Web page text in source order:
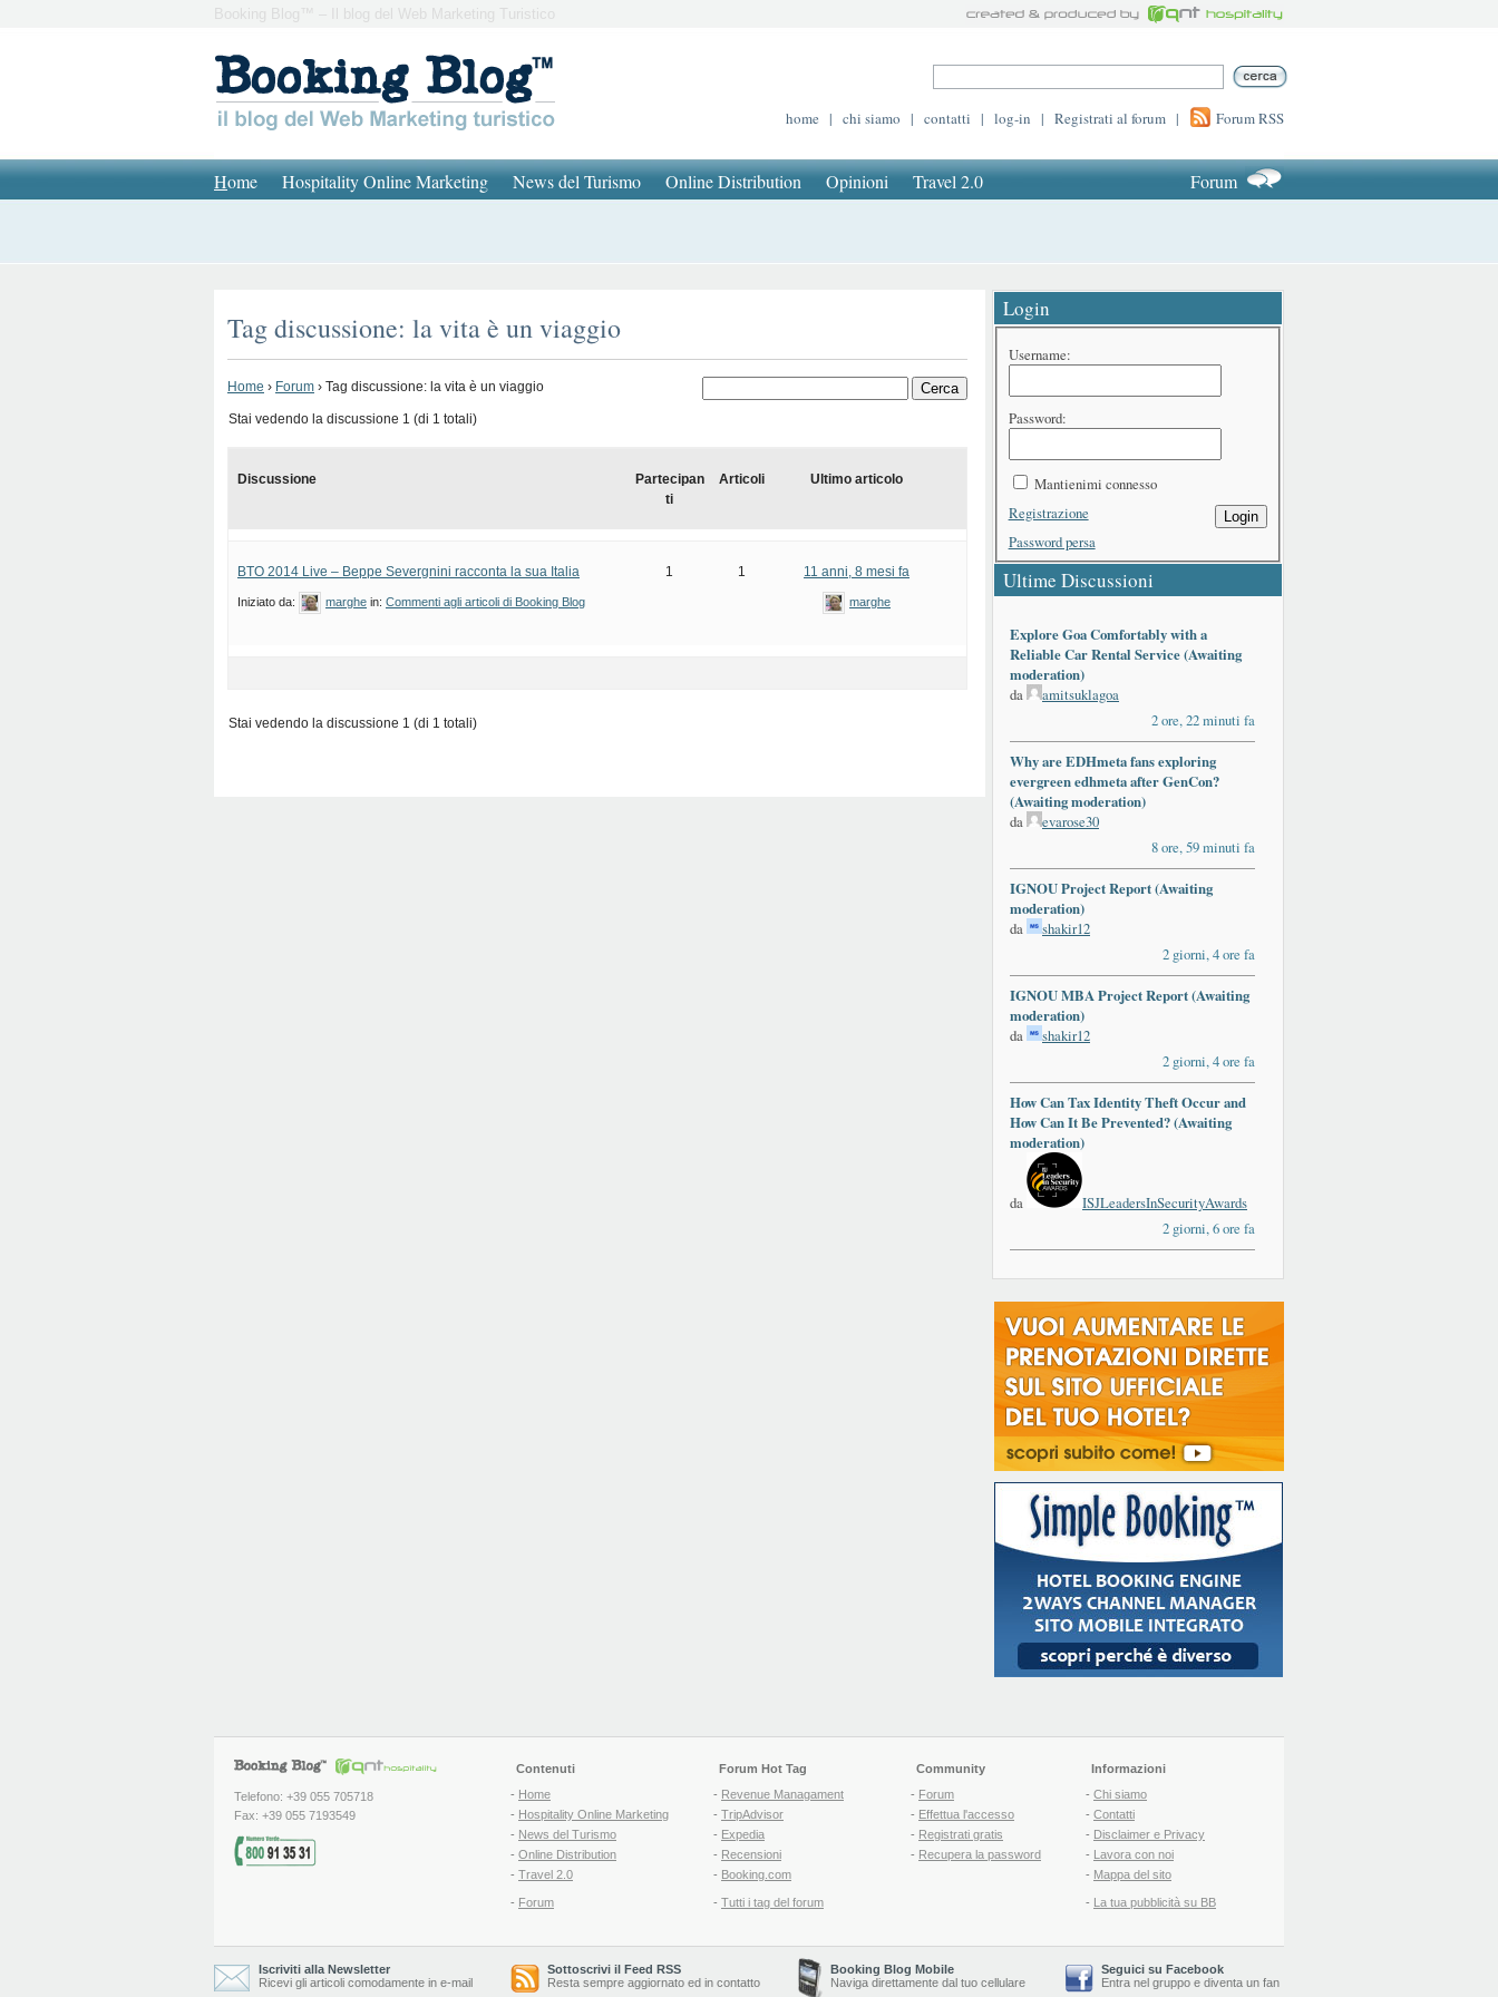
Booking Blog™ – Il blog del Web Marketing Turistico
home | chi siamo | contatti | log-in | Registrati al forum | Forum RSS
Home Hospitality Online Marketing News del Turismo Online Distribution Opinioni Travel 2.0 Forum
Tag discussione: la vita è un viaggio
Home › Forum › Tag discussione: la vita è un viaggio
Stai vedendo la discussione 1 (di 1 totali)
Discussione
Partecipan
ti
Articoli Ultimo articolo
BTO 2014 Live – Beppe Severgnini racconta la sua Italia
Iniziato da: marghe in: Commenti agli articoli di Booking Blog
1 1 11 anni, 8 mesi fa
marghe
Stai vedendo la discussione 1 (di 1 totali)
Login
Username:
Password:
Mantienimi connesso
Login
Registrazione
Password persa
Ultime Discussioni
Explore Goa Comfortably with a
Reliable Car Rental Service (Awaiting
moderation)
da
amitsuklagoa
2 ore, 22 minuti fa
Why are EDHmeta fans exploring
evergreen edhmeta after GenCon?
(Awaiting moderation)
da
evarose30
8 ore, 59 minuti fa
IGNOU Project Report (Awaiting
moderation)
da
shakir12
2 giorni, 4 ore fa
IGNOU MBA Project Report (Awaiting
moderation)
da
shakir12
2 giorni, 4 ore fa
How Can Tax Identity Theft Occur and
How Can It Be Prevented? (Awaiting
moderation)
da
ISJLeadersInSecurityAwards
2 giorni, 6 ore fa
Telefono: +39 055 705718
Fax: +39 055 7193549
Contenuti
- Home
- Hospitality Online Marketing
- News del Turismo
- Online Distribution
- Travel 2.0
- Forum
Forum Hot Tag
- Revenue Managament
- TripAdvisor
- Expedia
- Recensioni
- Booking.com
- Tutti i tag del forum
Community
- Forum
- Effettua l'accesso
- Registrati gratis
- Recupera la password
Informazioni
- Chi siamo
- Contatti
- Disclaimer e Privacy
- Lavora con noi
- Mappa del sito
- La tua pubblicità su BB
Iscriviti alla Newsletter
Ricevi gli articoli comodamente in e-mail
Sottoscrivi il Feed RSS
Resta sempre aggiornato ed in contatto
Booking Blog Mobile
Naviga direttamente dal tuo cellulare
Seguici su Facebook
Entra nel gruppo e diventa un fan